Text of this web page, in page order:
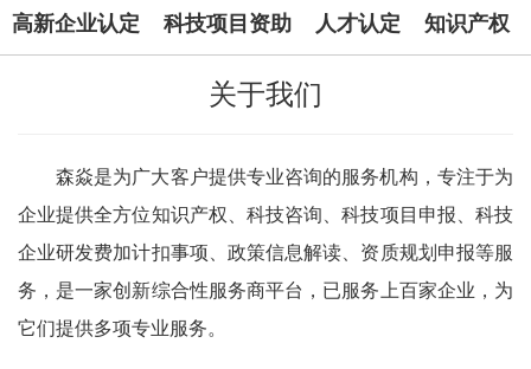
高新企业认定 科技项目资助 人才认定 知识产权
关于我们
森焱是为广大客户提供专业咨询的服务机构，专注于为
企业提供全方位知识产权、科技咨询、科技项目申报、科技
企业研发费加计扣事项、政策信息解读、资质规划申报等服
务，是一家创新综合性服务商平台，已服务上百家企业，为
它们提供多项专业服务。